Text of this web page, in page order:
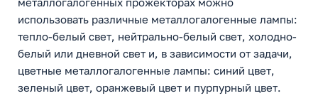
использовать различные металлогалогенные лампы:
тепло-белый свет, нейтрально-белый свет, холодно-
белый или дневной свет и, в зависимости от задачи,
цветные металлогалогенные лампы: синий цвет,
зеленый цвет, оранжевый цвет и пурпурный цвет.